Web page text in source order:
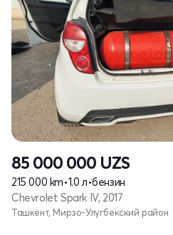
85 000 000 UZS
215 000 km•1.0 л•бензин
Chevrolet Spark IV, 2017
Ташкент, Мирзо-Улугбекский район